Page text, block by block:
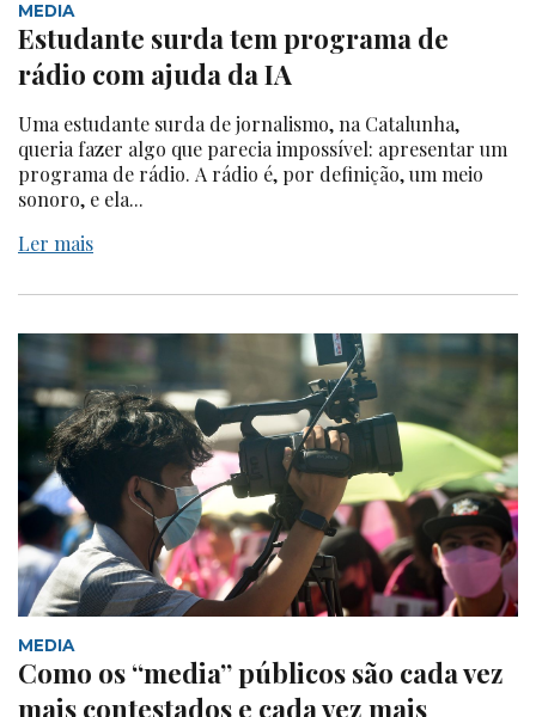
MEDIA
Estudante surda tem programa de
rádio com ajuda da IA
Uma estudante surda de jornalismo, na Catalunha,
queria fazer algo que parecia impossível: apresentar um
programa de rádio. A rádio é, por definição, um meio
sonoro, e ela...
Ler mais
MEDIA
Como os “media” públicos são cada vez
mais contestados e cada vez mais